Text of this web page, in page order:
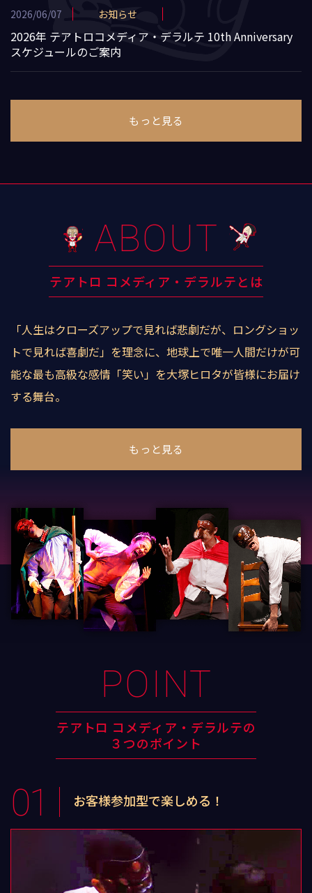
2026/06/07 お知らせ
2026年 テアトロコメディア・デラルテ 10th Anniversary
スケジュールのご案内
もっと見る
ABOUT
テアトロ コメディア・デラルテとは
「人生はクローズアップで見れば悲劇だが、ロングショッ
トで見れば喜劇だ」を理念に、地球上で唯一人間だけが可
能な最も高級な感情「笑い」を大塚ヒロタが皆様にお届け
する舞台。
もっと見る
POINT
テアトロ コメディア・デラルテの
３つのポイント
01 お客様参加型で楽しめる！